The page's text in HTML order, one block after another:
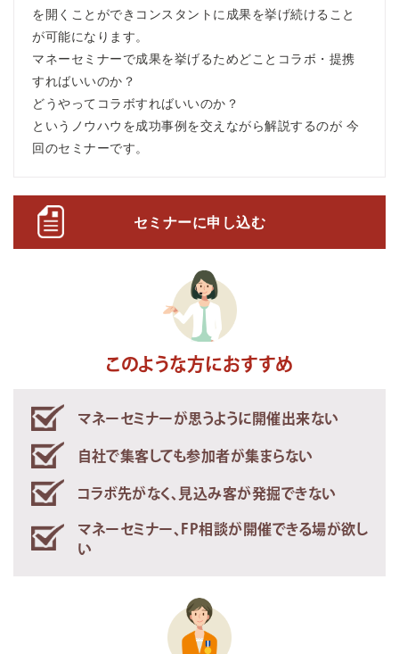
を開くことができコンスタントに成果を挙げ続けること
が可能になります。
マネーセミナーで成果を挙げるためどことコラボ・提携
すればいいのか？
どうやってコラボすればいいのか？
というノウハウを成功事例を交えながら解説するのが 今
回のセミナーです。
セミナーに申し込む
このような方におすすめ
マネーセミナーが思うように開催出来ない
自社で集客しても参加者が集まらない
コラボ先がなく、見込み客が発掘できない
マネーセミナー、FP相談が開催できる場が欲し
い